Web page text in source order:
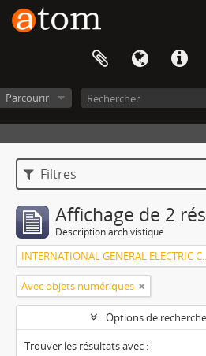
Parcourir
Filtres
Affichage de 2
Description archivistique
INTERNATIONAL
Avec objets numériques
Options de
Trouver les résultats avec :